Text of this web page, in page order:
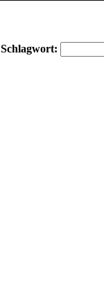
Schlagwort: